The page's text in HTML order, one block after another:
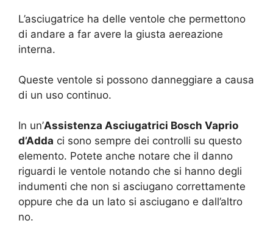
L’asciugatrice ha delle ventole che permettono
di andare a far avere la giusta aereazione
interna.
Queste ventole si possono danneggiare a causa
di un uso continuo.
In un’Assistenza Asciugatrici Bosch Vaprio
d’Adda ci sono sempre dei controlli su questo
elemento. Potete anche notare che il danno
riguardi le ventole notando che si hanno degli
indumenti che non si asciugano correttamente
oppure che da un lato si asciugano e dall’altro
no.